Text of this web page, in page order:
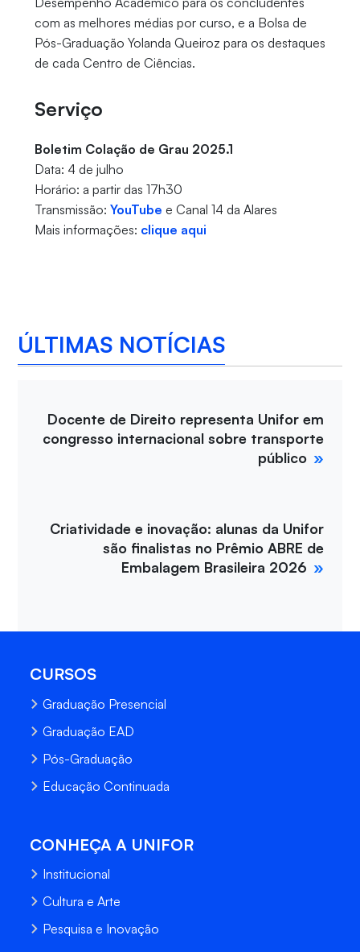
com as melhores médias por curso, e a Bolsa de
Pós-Graduação Yolanda Queiroz para os destaques
de cada Centro de Ciências.
Serviço
Boletim Colação de Grau 2025.1
Data: 4 de julho
Horário: a partir das 17h30
Transmissão: YouTube e Canal 14 da Alares
Mais informações: clique aqui
ÚLTIMAS NOTÍCIAS
Docente de Direito representa Unifor em
congresso internacional sobre transporte
público
Criatividade e inovação: alunas da Unifor
são finalistas no Prêmio ABRE de
Embalagem Brasileira 2026
CURSOS
Graduação Presencial
Graduação EAD
Pós-Graduação
Educação Continuada
CONHEÇA A UNIFOR
Institucional
Cultura e Arte
Pesquisa e Inovação